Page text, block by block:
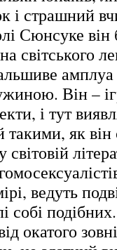
і страшний
Сюнсуке
світського
амплуа
Він –
і тут
такими, як
ведуть
собі
окатого